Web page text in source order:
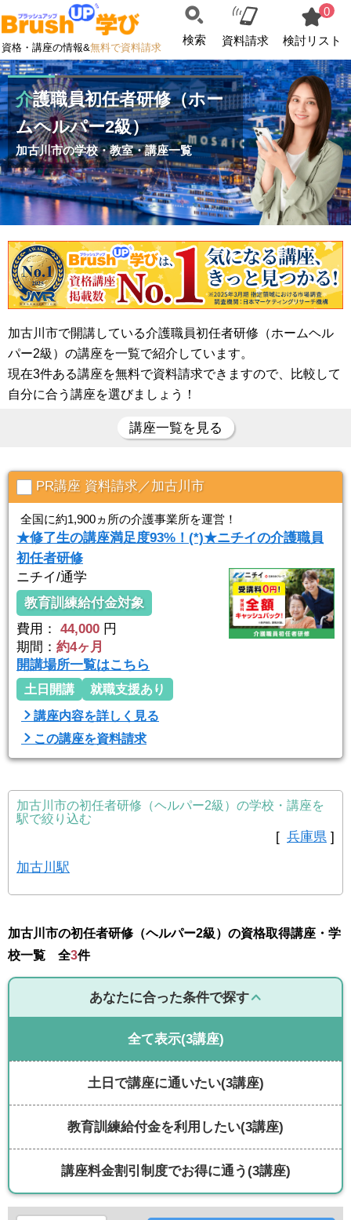
資格・講座の情報&無料で資料請求
検索 資料請求
0
検討リスト
介護職員初任者研修（ホー
ムヘルパー2級）
加古川市の学校・教室・講座一覧
加古川市で開講している介護職員初任者研修（ホームヘル
パー2級）の講座を一覧で紹介しています。
現在3件ある講座を無料で資料請求できますので、比較して
自分に合う講座を選びましょう！
講座一覧を見る
PR講座 資料請求／加古川市
全国に約1,900ヵ所の介護事業所を運営！
★修了生の講座満足度93%！(*)★ニチイの介護職員
初任者研修
ニチイ/通学
教育訓練給付金対象
費用：
44,000 円
期間： 約4ヶ月
開講場所一覧はこちら
土日開講
就職支援あり
講座内容を詳しく見る
この講座を資料請求
加古川市の初任者研修（ヘルパー2級）の学校・講座を
駅で絞り込む
[ 兵庫県 ]
加古川駅
加古川市の初任者研修（ヘルパー2級）の資格取得講座・学
校一覧 全3件
あなたに合った条件で探す
全て表示(3講座)
土日で講座に通いたい(3講座)
教育訓練給付金を利用したい(3講座)
講座料金割引制度でお得に通う(3講座)